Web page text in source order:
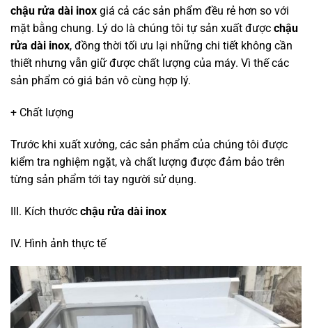
chậu rửa dài inox giá cả các sản phẩm đều rẻ hơn so với
mặt bằng chung. Lý do là chúng tôi tự sản xuất được chậu
rửa dài inox, đồng thời tối ưu lại những chi tiết không cần
thiết nhưng vẫn giữ được chất lượng của máy. Vì thế các
sản phẩm có giá bán vô cùng hợp lý.
+ Chất lượng
Trước khi xuất xưởng, các sản phẩm của chúng tôi được
kiểm tra nghiệm ngặt, và chất lượng được đảm bảo trên
từng sản phẩm tới tay người sử dụng.
III. Kích thước chậu rửa dài inox
IV. Hình ảnh thực tế